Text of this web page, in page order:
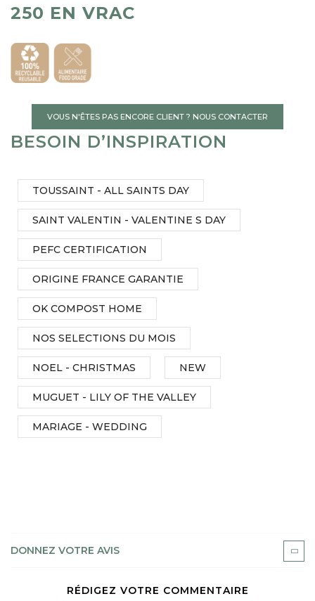
250 EN VRAC
VOUS N'ÊTES PAS ENCORE CLIENT ? NOUS CONTACTER
BESOIN D’INSPIRATION
TOUSSAINT - ALL SAINTS DAY
SAINT VALENTIN - VALENTINE S DAY
PEFC CERTIFICATION
ORIGINE FRANCE GARANTIE
OK COMPOST HOME
NOS SELECTIONS DU MOIS
NOEL - CHRISTMAS NEW
MUGUET - LILY OF THE VALLEY
MARIAGE - WEDDING
DONNEZ VOTRE AVIS
RÉDIGEZ VOTRE COMMENTAIRE